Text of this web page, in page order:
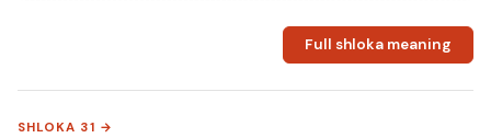
Full shloka meaning
SHLOKA 31 →